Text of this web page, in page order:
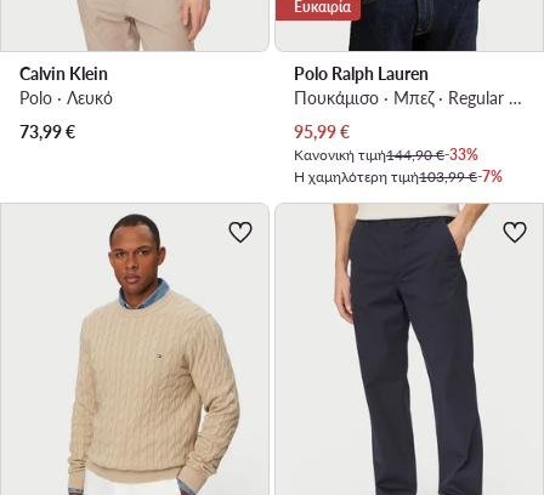
Calvin Klein
Polo · Λευκό
73,99€
Ευκαιρία
Polo Ralph Lauren
Πουκάμισο · Μπεζ · Regular Fit
Τρέχουσα τιμή
95,99€
Κανονική τιμή144,90 €-33%
Η χαμηλότερη τιμή103,99 €-7%